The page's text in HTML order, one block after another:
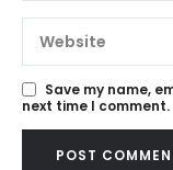
Save my name,
next time I comment.